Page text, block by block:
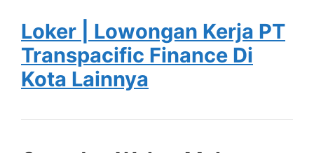
Loker | Lowongan Kerja PT
Transpacific Finance Di
Kota Lainnya